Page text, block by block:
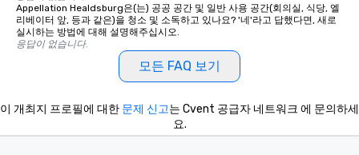
Appellation Healdsburg은(는) 공공 공간 및 일반 사용 공간(회의실, 식당, 엘
리베이터 앞, 등과 같은)을 청소 및 소독하고 있나요? '네'라고 답했다면, 새로
실시하는 방법에 대해 설명해주십시오.
응답이 없습니다.
모든 FAQ 보기
이 개최지 프로필에 대한 문제 신고는 Cvent 공급자 네트워크 에 문의하세
요.